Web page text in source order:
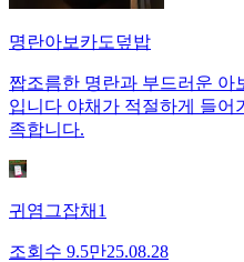
명란아보카도덮밥
짭조름한 명란과 부드러운 아
입니다 야채가 적절하게 들어
족합니다.
귀염그잡채1
조회수 9.5만25.08.28